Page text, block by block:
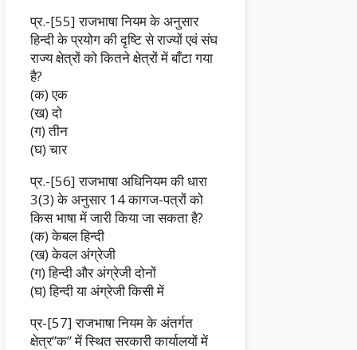
प्र.-[55] राजभाषा नियम के अनुसार
हिन्दी के प्रयोग की दृष्टि से राज्यों एवं संघ
राज्य क्षेत्रों को कितने क्षेत्रों में बाँटा गया
है?
(क) एक
(ख) दो
(ग) तीन
(घ) चार
प्र.-[56] राजभाषा अधिनियम की धारा
3(3) के अनुसार 14 कागज-पत्रों को
किस भाषा में जारी किया जा सकता है?
(क) केबल हिन्दी
(ख) केवल अंग्रेजी
(ग) हिन्दी और अंग्रेजी दोनों
(घ) हिन्दी या अंग्रेजी किसी में
प्र-[57] राजभाषा नियम के अंतर्गत
क्षेत्र”क” में स्थित सरकारी कार्यालयों में